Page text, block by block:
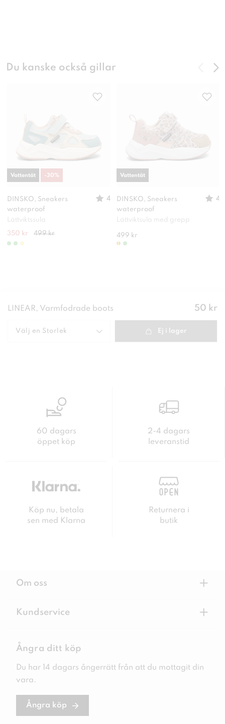
Du kanske också gillar
DINSKO, Sneakers
waterproof
4
Lättviktssula
350 kr 499 kr
Vattentät -30%
DINSKO, Sneakers
waterproof
4
Lättviktsula med grepp
499 kr
Vattentät
LINEAR, Varmfodrade boots Pris:
50 kr
Välj en Storlek Ej i lager
60 dagars
öppet köp
2-4 dagars
leveranstid
Köp nu, betala
sen med Klarna
Returnera i
butik
Om oss +
Kundservice +
Ångra ditt köp
Du har 14 dagars ångerrätt från att du mottagit din
vara.
Ångra köp